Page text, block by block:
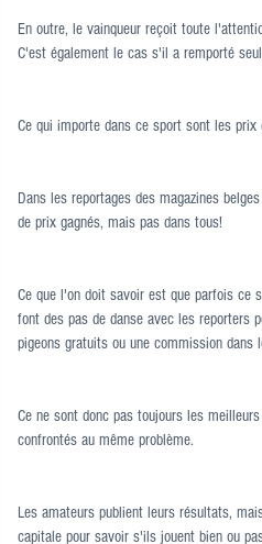
En outre, le vainqueur reçoit toute
C'est également le cas s'il a remporté
Ce qui importe dans ce sport sont les
Dans les reportages des magazines
de prix gagnés, mais pas dans tous!
Ce que l'on doit savoir est que parfois ce
font des pas de danse avec les reporters
pigeons gratuits ou une commission dans
Ce ne sont donc pas toujours les
confrontés au même problème.
Les amateurs publient leurs résultats,
capitale pour savoir s'ils jouent bien ou